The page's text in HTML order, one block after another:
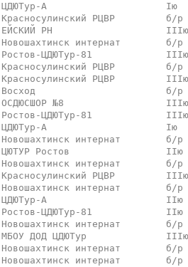
ЦДЮТур-А
Красносулинский РЦВР
ЕЙСКИЙ РН
Новошахтинск интернат
Ростов-ЦДЮТур-81
Красносулинский РЦВР
Красносулинский РЦВР
Восход
ОСДЮСШОР №8
Ростов-ЦДЮТур-81
ЦДЮТур-А
Новошахтинск интернат
ЦЮТУР Ростов
Новошахтинск интернат
Красносулинский РЦВР
Новошахтинск интернат
ЦДЮТур-А
Ростов-ЦДЮТур-81
Новошахтинск интернат
МБОУ ДОД ЦДЮТур
Новошахтинск интернат
Новошахтинск интернат